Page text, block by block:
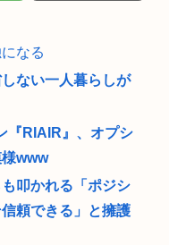
なる
ない一人暮らしが
『RIAIR』、オプシ
様www
叩かれる「ポジシ
頼できる」と擁護